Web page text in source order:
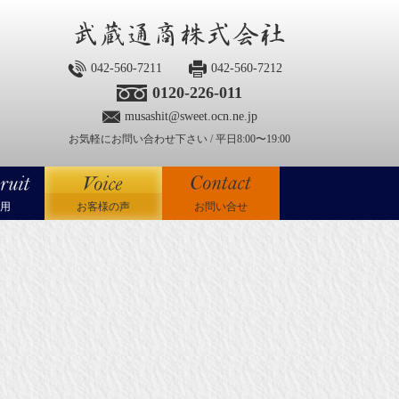
042-560-7211 042-560-7212
0120-226-011
musashit@sweet.ocn.ne.jp
お気軽にお問い合わせ下さい / 平日8:00〜19:00
お客様の声 お問い合せ